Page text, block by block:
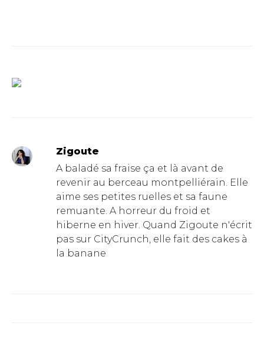
Zigoute
A baladé sa fraise ça et là avant de
revenir au berceau montpelliérain. Elle
aime ses petites ruelles et sa faune
remuante. A horreur du froid et
hiberne en hiver. Quand Zigoute n'écrit
pas sur CityCrunch, elle fait des cakes à
la banane